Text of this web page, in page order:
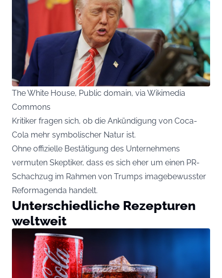
The White House, Public domain, via Wikimedia
Commons
Kritiker fragen sich, ob die Ankündigung von Coca-
Cola mehr symbolischer Natur ist.
Ohne offizielle Bestätigung des Unternehmens
vermuten Skeptiker, dass es sich eher um einen PR-
Schachzug im Rahmen von Trumps imagebewusster
Reformagenda handelt.
Unterschiedliche Rezepturen
weltweit